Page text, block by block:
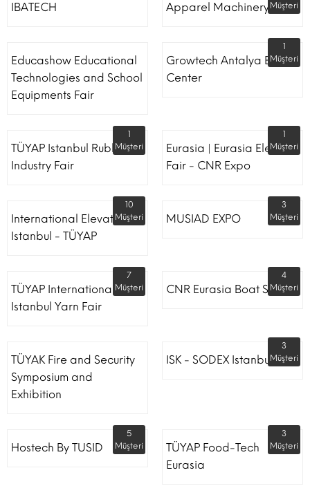
IBATECH Apparel Machinery Fair
Müşteri
Educashow Educational
Technologies and School
Equipments Fair
Growtech Antalya Expo
Center
1
Müşteri
TÜYAP Istanbul Rubber
Industry Fair
1
Müşteri
Eurasia | Eurasia Elevator
Fair - CNR Expo
1
Müşteri
International Elevator
Istanbul - TÜYAP
10
Müşteri
MUSIAD EXPO
3
Müşteri
TÜYAP International
Istanbul Yarn Fair
7
Müşteri
CNR Eurasia Boat Show
4
Müşteri
TÜYAK Fire and Security
Symposium and
Exhibition
ISK - SODEX Istanbul
3
Müşteri
Hostech By TUSID
5
Müşteri
TÜYAP Food-Tech
Eurasia
3
Müşteri